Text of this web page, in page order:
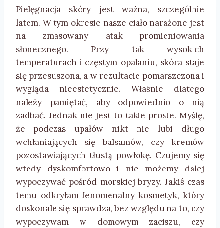
Pielęgnacja skóry jest ważna, szczególnie
latem. W tym okresie nasze ciało narażone jest
na zmasowany atak promieniowania
słonecznego. Przy tak wysokich
temperaturach i częstym opalaniu, skóra staje
się przesuszona, a w rezultacie pomarszczona i
wygląda nieestetycznie. Właśnie dlatego
należy pamiętać, aby odpowiednio o nią
zadbać. Jednak nie jest to takie proste. Myślę,
że podczas upałów nikt nie lubi długo
wchłaniających się balsamów, czy kremów
pozostawiających tłustą powłokę. Czujemy się
wtedy dyskomfortowo i nie możemy dalej
wypoczywać pośród morskiej bryzy. Jakiś czas
temu odkryłam fenomenalny kosmetyk, który
doskonale się sprawdza, bez względu na to, czy
wypoczywam w domowym zaciszu, czy